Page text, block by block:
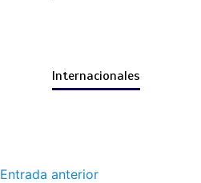
Internacionales
Entrada anterior